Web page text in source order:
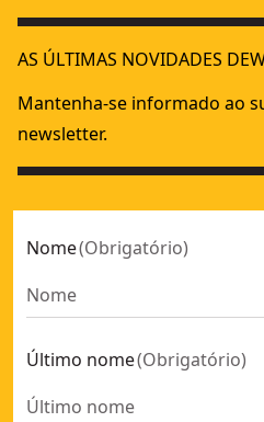
AS ÚLTIMAS NOVIDADES
Mantenha-se informado ao
newsletter.
Nome(Obrigatório)
Último nome(Obrigatório)